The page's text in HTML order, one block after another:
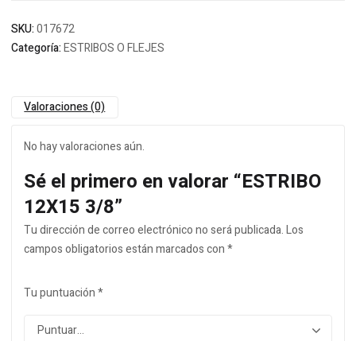
SKU:017672
Categoría:ESTRIBOS O FLEJES
Valoraciones (0)
No hay valoraciones aún.
Sé el primero en valorar “ESTRIBO
12X15 3/8”
Tu dirección de correo electrónico no será publicada.Los
campos obligatorios están marcados con*
Tu puntuación*